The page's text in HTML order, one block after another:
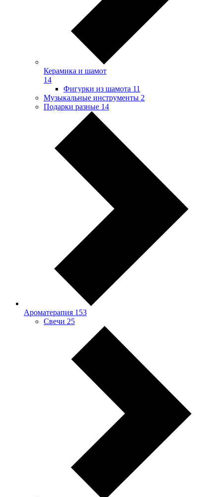
Керамика и шамот
14
Фигурки из шамота 11
Музыкальные инструменты 2
Подарки разные 14
Ароматерапия 153
Свечи 25